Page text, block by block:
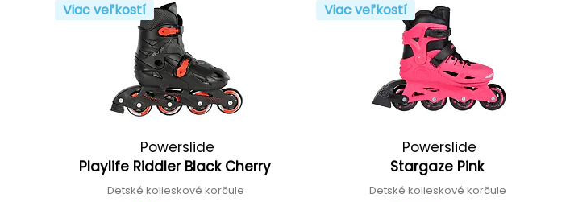
Viac veľkostí
Powerslide
Playlife Riddler Black Cherry
Detské kolieskové korčule
Viac veľkostí
Powerslide
Stargaze Pink
Detské kolieskové korčule